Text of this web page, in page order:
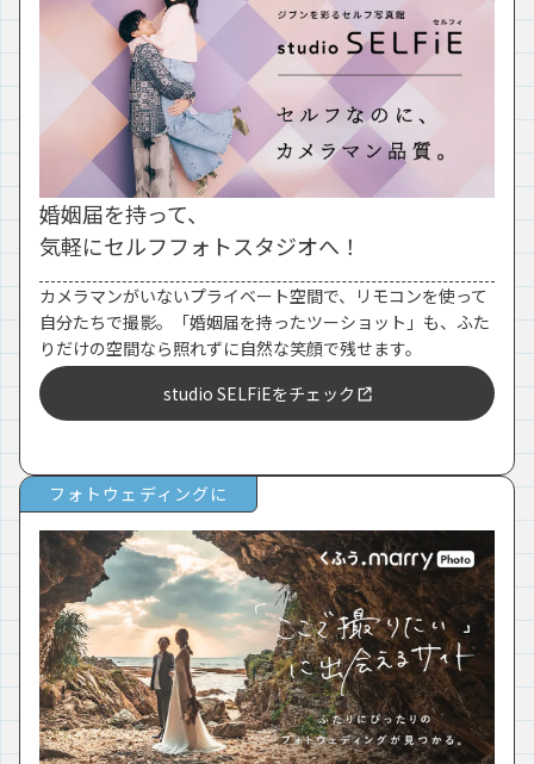
婚姻届を持って、
気軽にセルフフォトスタジオへ！
カメラマンがいないプライベート空間で、リモコンを使って
自分たちで撮影。「婚姻届を持ったツーショット」も、ふた
りだけの空間なら照れずに自然な笑顔で残せます。
studio SELFiEをチェック
フォトウェディングに